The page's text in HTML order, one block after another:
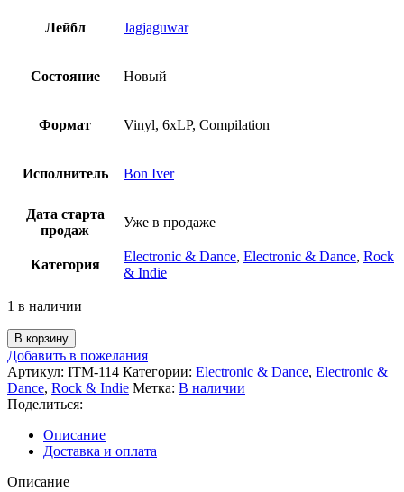
Лейбл Jagjaguwar
Состояние Новый
Формат Vinyl, 6xLP, Compilation
Исполнитель Bon Iver
Дата старта
продаж
Уже в продаже
Категория
Electronic & Dance, Electronic & Dance, Rock
& Indie
1 в наличии
Количество
товара
Bon
Iver
–
Volumes:
One
From
В корзину
Добавить в пожелания
Артикул: ITM-114 Категории: Electronic & Dance, Electronic &
Dance, Rock & Indie Метка: В наличии
Поделиться:
Описание
Доставка и оплата
Описание